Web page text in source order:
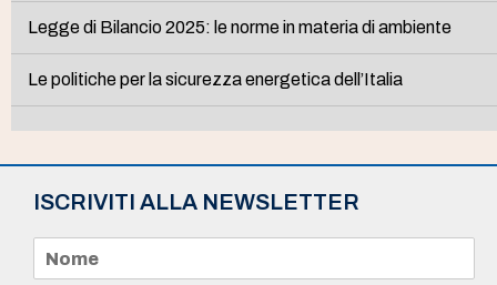
Legge di Bilancio 2025: le norme in materia di ambiente
Le politiche per la sicurezza energetica dell’Italia
ISCRIVITI ALLA NEWSLETTER
m